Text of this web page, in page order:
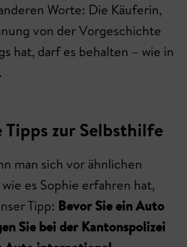
Worte: Die Käuferin,
von der Vorgeschichte
hat, darf es behalten – wie in
zur Selbsthilfe
man sich vor ähnlichen
es Sophie erfahren hat,
Tipp: Bevor Sie ein Auto
Sie bei der Kantonspolizei